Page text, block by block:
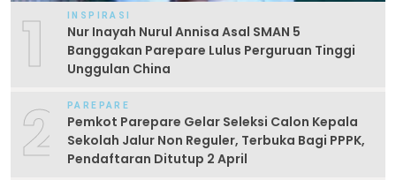
1 INSPIRASI
Nur Inayah Nurul Annisa Asal SMAN 5
Banggakan Parepare Lulus Perguruan Tinggi
Unggulan China
2 PAREPARE
Pemkot Parepare Gelar Seleksi Calon Kepala
Sekolah Jalur Non Reguler, Terbuka Bagi PPPK,
Pendaftaran Ditutup 2 April